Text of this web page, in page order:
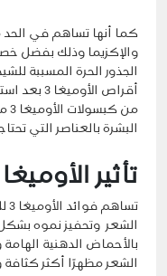
كما أنها تساهم في الحد
والإكزيما وذلك بفضل
الجذور الحرة المسببة
أقراص
البشرة بالعناصر التي
تأثير الأوميغا 3 على صحة الشعر
تساهم فوائد الأوميغا 3 للشعر والبشرة
الشعر وتحفيز نموه
بالأحماض الدهنية